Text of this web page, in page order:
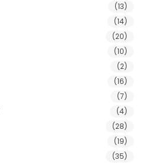
(13)
(14)
(20)
(10)
(2)
(16)
(7)
(4)
(28)
(19)
(35)